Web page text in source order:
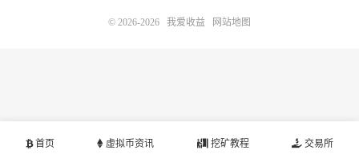
首页 虚拟币资讯 挖矿教程 交易所
© 2026-2026 我爱收益 网站地图